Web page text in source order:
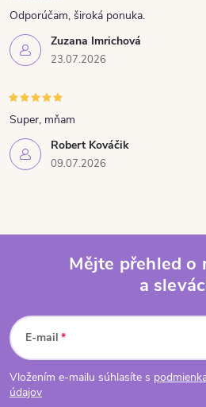
Zuzana Imrichová
23.07.2026
Odporúčam, široká ponuka.
Robert Kováčik
09.07.2026
Super, mňam
Mějte přehled o
a
E-mail
Vložením e-mailu súhlasíte s
údajov